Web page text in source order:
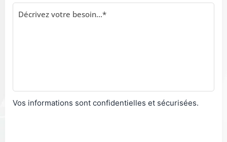
Vos informations sont confidentielles et sécurisées.